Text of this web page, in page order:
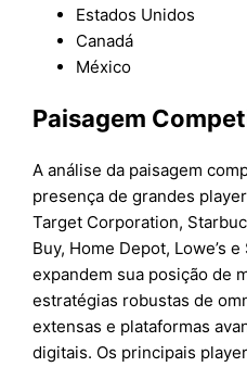
Estados Unidos
Canadá
México
Paisagem
A análise da paisagem
presença de grandes
Target Corporation,
Buy, Home Depot, Lowe’s
expandem sua posição de
estratégias robustas de
extensas e plataformas
digitais. Os principais